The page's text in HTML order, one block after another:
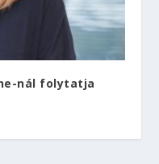
nál folytatja